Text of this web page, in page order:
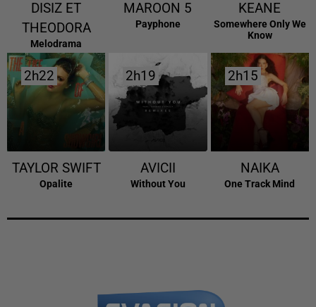
DISIZ ET
THEODORA
Melodrama
MAROON 5
Payphone
KEANE
Somewhere Only We
Know
2h22
2h22
TAYLOR SWIFT
Opalite
2h19
2h19
AVICII
Without You
2h15
2h15
NAIKA
One Track Mind